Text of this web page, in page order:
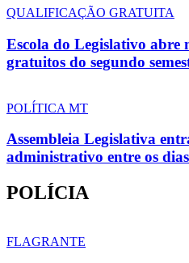
QUALIFICAÇÃO GRATUITA
Escola do Legislativo abre
gratuitos do segundo
POLÍTICA MT
Assembleia Legislativa
administrativo entre os
POLÍCIA
FLAGRANTE